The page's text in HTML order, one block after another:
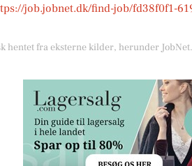
job.jobnet.dk/find-job/fd38f0f1-
hentet fra eksterne kilder, herunder JobNet.